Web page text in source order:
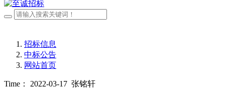
招标信息
中标公告
网站首页
Time： 2022-03-17 张铭轩